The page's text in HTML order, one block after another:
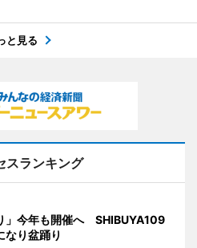
と見る
スランキング
」今年も開催へ SHIBUYA109
なり盆踊り